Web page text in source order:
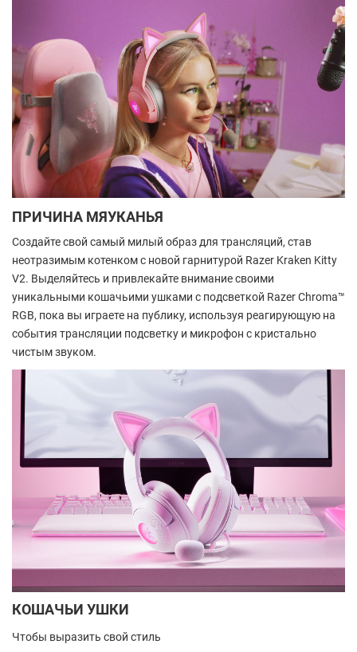
ПРИЧИНА МЯУКАНЬЯ
Создайте свой самый милый образ для трансляций, став
неотразимым котенком с новой гарнитурой Razer Kraken Kitty
V2. Выделяйтесь и привлекайте внимание своими
уникальными кошачьими ушками с подсветкой Razer Chroma™
RGB, пока вы играете на публику, используя реагирующую на
события трансляции подсветку и микрофон с кристально
чистым звуком.
КОШАЧЬИ УШКИ
Чтобы выразить свой стиль